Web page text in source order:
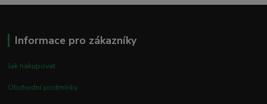
Informace pro zákazníky
Jak nakupovat
Obchodní podmínky